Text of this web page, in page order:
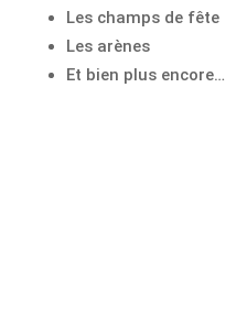
Les champs de fête
Les arènes
Et bien plus encore…